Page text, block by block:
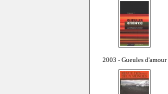
2003 - Gueules d'amour